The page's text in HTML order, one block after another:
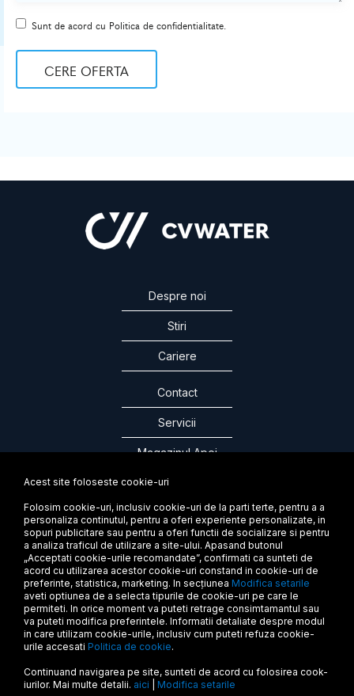
Sunt de acord cu Politica de confidentialitate.
CERE OFERTA
Despre noi
Stiri
Cariere
Contact
Servicii
Magazinul Apei
ABONEAZA-TE LA NEWSLETTER
Termeni si conditii
Politica de confidentialitate
Acest site foloseste cookie-uri
Folosim cookie-uri, inclusiv cookie-uri de la parti terte, pentru a a
personaliza continutul, pentru a oferi experiente personalizate, in
sopuri publicitare sau pentru a oferi functii de socializare si pentru
a analiza traficul de utilizare a site-ului. Apasand butonul
„Acceptati cookie-urile recomandate”, confirmati ca sunteti de
acord cu utilizarea acestor cookie-uri constand in cookie-uri de
preferinte, statistica, marketing. In secțiunea Modifica setarile
aveti optiunea de a selecta tipurile de cookie-uri pe care le
permiteti. In orice moment va puteti retrage consimtamantul sau
va puteti modifica preferintele. Informatii detaliate despre modul
in care utilizam cookie-urile, inclusiv cum puteti refuza cookie-
urile accesati Politica de cookie.
Continuand navigarea pe site, sunteti de acord cu folosirea cook-
iurilor. Mai multe detalii. aici Modifica setarile